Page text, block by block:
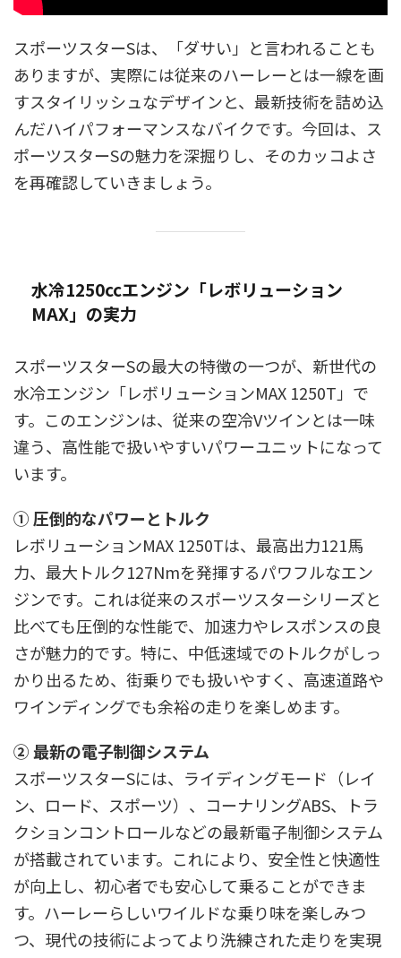
スポーツスターSは、「ダサい」と言われることも
ありますが、実際には従来のハーレーとは一線を画
すスタイリッシュなデザインと、最新技術を詰め込
んだハイパフォーマンスなバイクです。今回は、ス
ポーツスターSの魅力を深掘りし、そのカッコよさ
を再確認していきましょう。
水冷1250ccエンジン「レボリューション
MAX」の実力
スポーツスターSの最大の特徴の一つが、新世代の
水冷エンジン「レボリューションMAX 1250T」で
す。このエンジンは、従来の空冷Vツインとは一味
違う、高性能で扱いやすいパワーユニットになって
います。
① 圧倒的なパワーとトルク
レボリューションMAX 1250Tは、最高出力121馬
力、最大トルク127Nmを発揮するパワフルなエン
ジンです。これは従来のスポーツスターシリーズと
比べても圧倒的な性能で、加速力やレスポンスの良
さが魅力的です。特に、中低速域でのトルクがしっ
かり出るため、街乗りでも扱いやすく、高速道路や
ワインディングでも余裕の走りを楽しめます。
② 最新の電子制御システム
スポーツスターSには、ライディングモード（レイ
ン、ロード、スポーツ）、コーナリングABS、トラ
クションコントロールなどの最新電子制御システム
が搭載されています。これにより、安全性と快適性
が向上し、初心者でも安心して乗ることができま
す。ハーレーらしいワイルドな乗り味を楽しみつ
つ、現代の技術によってより洗練された走りを実現